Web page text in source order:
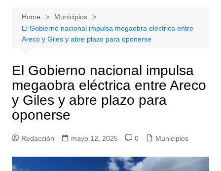
Home
Municipios
El Gobierno nacional impulsa megaobra eléctrica entre
Areco y Giles y abre plazo para oponerse
El Gobierno nacional impulsa
megaobra eléctrica entre Areco
y Giles y abre plazo para
oponerse
Redacción mayo 12, 2025 0 Municipios